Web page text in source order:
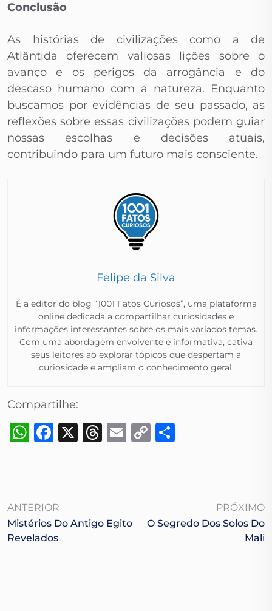
Conclusão
As histórias de civilizações como a de
Atlântida oferecem valiosas lições sobre o
avanço e os perigos da arrogância e do
descaso humano com a natureza. Enquanto
buscamos por evidências de seu passado, as
reflexões sobre essas civilizações podem guiar
nossas escolhas e decisões atuais,
contribuindo para um futuro mais consciente.
Felipe da Silva
É a editor do blog “1001 Fatos Curiosos”, uma plataforma
online dedicada a compartilhar curiosidades e
informações interessantes sobre os mais variados temas.
Com uma abordagem envolvente e informativa, cativa
seus leitores ao explorar tópicos que despertam a
curiosidade e ampliam o conhecimento geral.​
Compartilhe:
WhatsApp
Facebook
X Threads
Email
Copy
ANTERIOR
Mistérios Do Antigo Egito
Revelados
PRÓXIMO
O Segredo Dos Solos Do
Mali